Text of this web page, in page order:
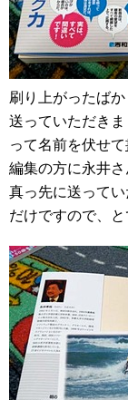
刷り上がったば
送っていただき
って名前を伏せて
編集の方に永井
真っ先に送って
だけですので、と